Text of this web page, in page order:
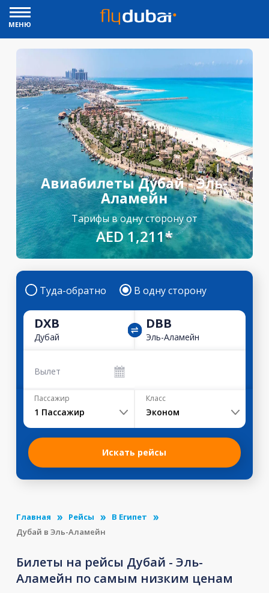
МЕНЮ
Авиабилеты Дубай - Эль-
Аламейн
Тарифы в одну сторону от
AED 1,211*
Туда-обратно В одну сторону
DXB
Дубай
DBB
Эль-Аламейн
Вылет
Пассажир
1 Пассажир
Класс
Эконом
Искать рейсы
Главная Рейсы
В Египет
Дубай в Эль-Аламейн
Билеты на рейсы Дубай - Эль-
Аламейн по самым низким ценам